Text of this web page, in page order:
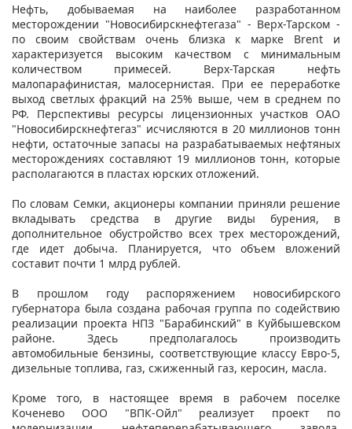
Нефть, добываемая на наиболее разработанном
месторождении "Новосибирскнефтегаза" - Верх-Тарском -
по своим свойствам очень близка к марке Brent и
характеризуется высоким качеством с минимальным
количеством примесей. Верх-Тарская нефть
малопарафинистая, малосернистая. При ее переработке
выход светлых фракций на 25% выше, чем в среднем по
РФ. Перспективы ресурсы лицензионных участков ОАО
"Новосибирскнефтегаз" исчисляются в 20 миллионов тонн
нефти, остаточные запасы на разрабатываемых нефтяных
месторождениях составляют 19 миллионов тонн, которые
располагаются в пластах юрских отложений.
По словам Семки, акционеры компании приняли решение
вкладывать средства в другие виды бурения, в
дополнительное обустройство всех трех месторождений,
где идет добыча. Планируется, что объем вложений
составит почти 1 млрд рублей.
В прошлом году распоряжением новосибирского
губернатора была создана рабочая группа по содействию
реализации проекта НПЗ "Барабинский" в Куйбышевском
районе. Здесь предполагалось производить
автомобильные бензины, соответствующие классу Евро-5,
дизельные топлива, газ, сжиженный газ, керосин, масла.
Кроме того, в настоящее время в рабочем поселке
Коченево ООО "ВПК-Ойл" реализует проект по